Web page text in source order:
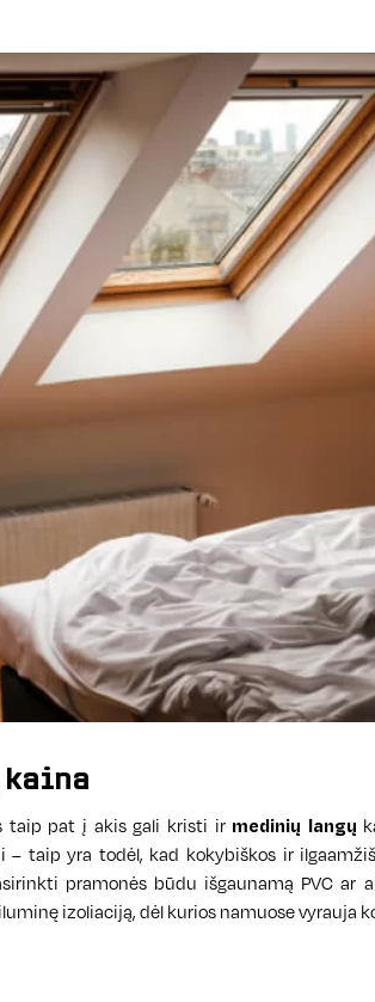
taip pat į akis gali kristi ir medinių langų
– taip yra todėl, kad kokybiškos ir
pramonės būdu išgaunamą PVC ar
izoliaciją, dėl kurios namuose vyrauja